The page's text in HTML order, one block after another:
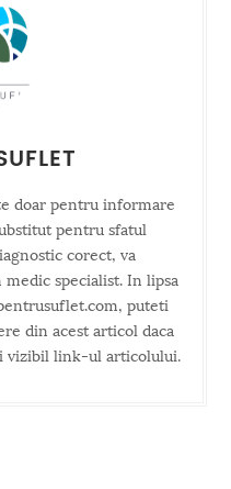
doar pentru informare
pentru sfatul
corect, va
specialist. In lipsa
puteti
din acest articol daca
vizibil link-ul articolului.